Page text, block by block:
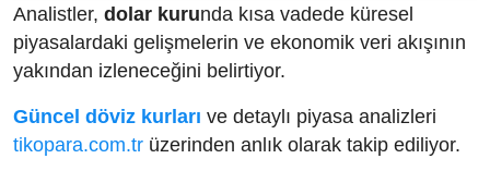
Analistler, dolar kurunda kısa vadede küresel
piyasalardaki gelişmelerin ve ekonomik veri akışının
yakından izleneceğini belirtiyor.
Güncel döviz kurları ve detaylı piyasa analizleri
tikopara.com.tr üzerinden anlık olarak takip ediliyor.